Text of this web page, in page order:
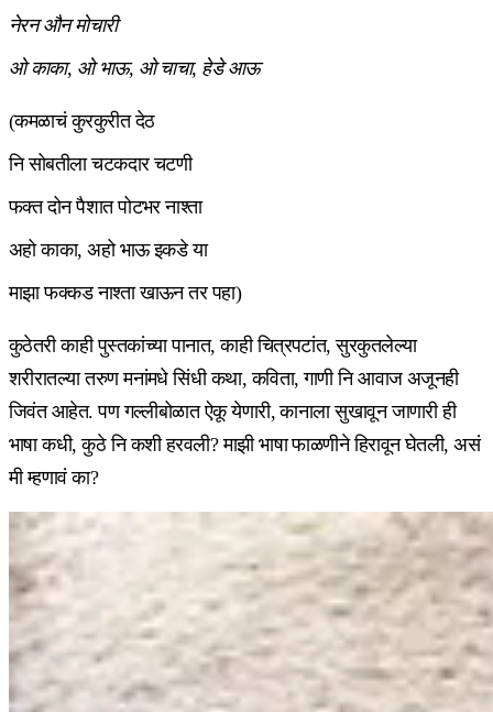
नेरन औन मोचारी
ओ काका, ओ भाऊ, ओ चाचा, हेडे आऊ
(कमळाचं कुरकुरीत देठ
नि सोबतीला चटकदार चटणी
फक्त दोन पैशात पोटभर नाश्ता
अहो काका, अहो भाऊ इकडे या
माझा फक्कड नाश्ता खाऊन तर पहा)
कुठेतरी काही पुस्तकांच्या पानात, काही चित्रपटांत, सुरकुतलेल्या
शरीरातल्या तरुण मनांमधे सिंधी कथा, कविता, गाणी नि आवाज अजूनही
जिवंत आहेत. पण गल्लीबोळात ऐकू येणारी, कानाला सुखावून जाणारी ही
भाषा कधी, कुठे नि कशी हरवली? माझी भाषा फाळणीने हिरावून घेतली, असं
मी म्हणावं का?